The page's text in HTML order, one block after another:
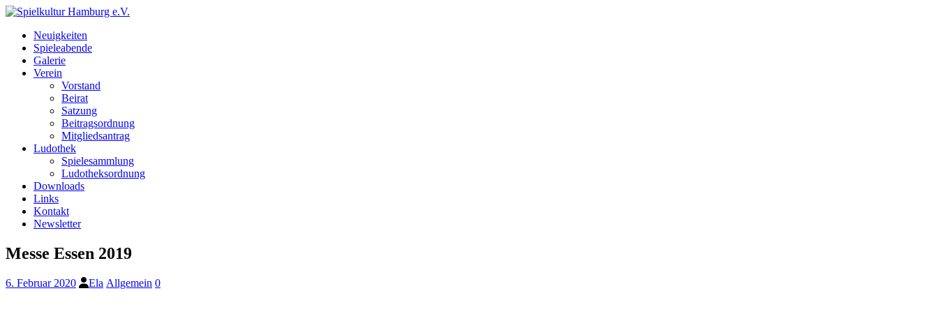
Neuigkeiten
Spieleabende
Galerie
Verein
Vorstand
Beirat
Satzung
Beitragsordnung
Mitgliedsantrag
Ludothek
Spielesammlung
Ludotheksordnung
Downloads
Links
Kontakt
Newsletter
Messe Essen 2019
6. Februar 2020 Ela Allgemein 0